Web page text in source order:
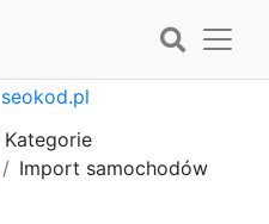
Kategorie
Import samochodów